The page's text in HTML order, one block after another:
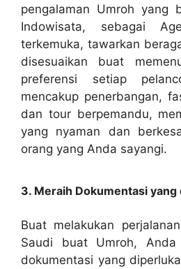
pengalaman Umroh yang
Indowisata, sebagai
terkemuka, tawarkan
disesuaikan buat
preferensi setiap
mencakup penerbangan,
dan tour berpemandu,
yang nyaman dan
orang yang Anda sayangi.
3. Meraih Dokumentasi yang
Buat melakukan
Saudi buat Umroh, Anda
dokumentasi yang